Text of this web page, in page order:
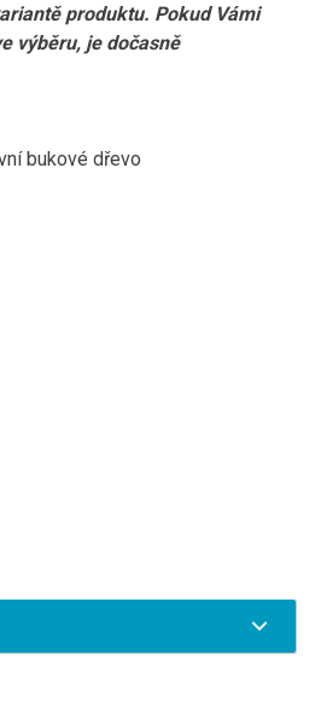
produktu. Pokud Vámi
výběru, je dočasně
bukové dřevo